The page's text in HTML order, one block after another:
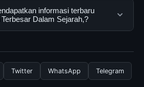
dengan mengunjungi situs
panduan yang tersedia.
Dalam Sejarah, dapat diakses
pengguna. Tidak ada biaya
yang diperlukan untuk
informasi terbaru
Dalam Sejarah,?
resmi kami secara berkala. Kami
konten dengan informasi terkini dan
Twitter WhatsApp Telegram